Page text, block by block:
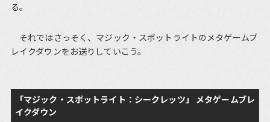
る。
それではさっそく、マジック・スポットライトのメタゲームブ
レイクダウンをお送りしていこう。
「マジック・スポットライト：シークレッツ」 メタゲームブレ
イクダウン